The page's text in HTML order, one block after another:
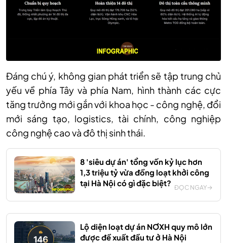
Đáng chú ý, không gian phát triển sẽ tập trung chủ
yếu về phía Tây và phía Nam, hình thành các cực
tăng trưởng mới gắn với khoa học - công nghệ, đổi
mới sáng tạo, logistics, tài chính, công nghiệp
công nghệ cao và đô thị sinh thái.
8 'siêu dự án' tổng vốn kỷ lục hơn
1,3 triệu tỷ vừa đồng loạt khởi công
tại Hà Nội có gì đặc biệt? ĐỌC NGAY
Lộ diện loạt dự án NƠXH quy mô lớn
được đề xuất đầu tư ở Hà Nội